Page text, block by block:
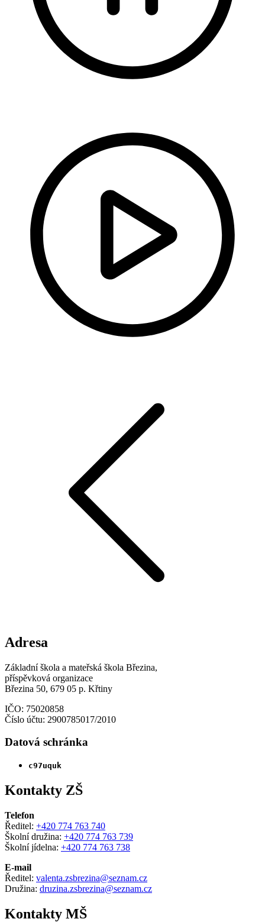
Adresa
Základní škola a mateřská škola Březina,
příspěvková organizace
Březina 50, 679 05 p. Křtiny
IČO: 75020858
Číslo účtu: 2900785017/2010
Datová schránka
c97uquk
Kontakty ZŠ
Telefon
Ředitel: +420 774 763 740
Školní družina: +420 774 763 739
Školní jídelna: +420 774 763 738
E-mail
Ředitel: valenta.zsbrezina@seznam.cz
Družina: druzina.zsbrezina@seznam.cz
Kontakty MŠ